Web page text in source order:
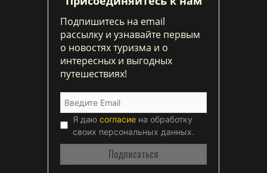
Подпишитесь на email
рассылку и узнавайте первым
о новостях туризма и о
интересных и выгодных
путешествиях!
Я даю согласие на обработку
своих персональных данных.